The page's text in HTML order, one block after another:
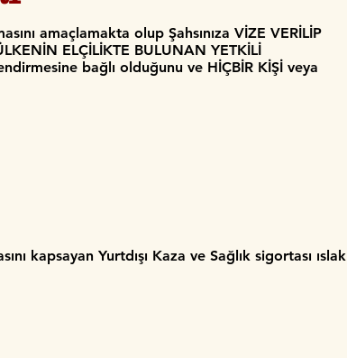
amaçlamakta olup Şahsınıza VİZE VERİLİP
ELÇİLİKTE BULUNAN YETKİLİ
bağlı olduğunu ve HİÇBİR KİŞİ veya
kapsayan Yurtdışı Kaza ve Sağlık sigortası ıslak